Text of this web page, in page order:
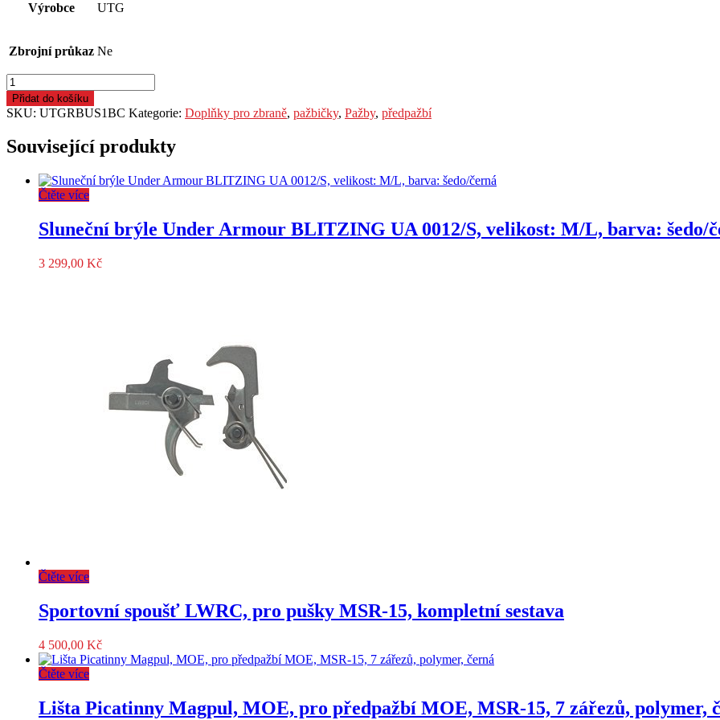
Výrobce UTG
Zbrojní průkaz Ne
Pažba
UTG
PRO,
4,
Ops
Commercial,
Přidat do košíku
SKU: UTGRBUS1BC Kategorie: Doplňky pro zbraně, pažbičky, Pažby, předpažbí
Související produkty
Čtěte více
Sluneční brýle Under Armour BLITZING UA 0012/S, velikost: M/L, barva: šedo/
3 299,00 Kč
Čtěte více
Sportovní spoušť LWRC, pro pušky MSR-15, kompletní sestava
4 500,00 Kč
Čtěte více
Lišta Picatinny Magpul, MOE, pro předpažbí MOE, MSR-15, 7 zářezů, polymer,